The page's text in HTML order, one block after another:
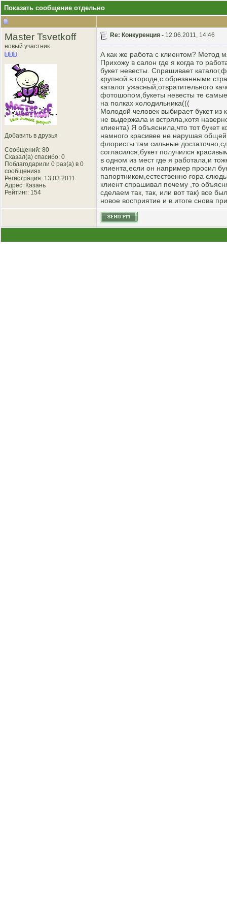
Показать сообщение отдельно
Master Tsvetkoff
новый участник
Добавить в друзья
Сообщений: 80
Сказал(а) спасибо: 0
Поблагодарили 0 раз(а) в 0
сообщениях
Регистрация: 13.03.2011
Адрес: Казань
Рейтинг: 154
Re: Конкуренция - 12.06.2011, 14:46
А как же работа с клиентом? Метод
Прихожу в салон где я когда то
букет невесты. Спрашивает
крупной в городе,с обрезанными
каталог ужасный,отвратительного
фотошопом,букеты невесты те
на полках холодильника(((
Молодой человек выбирает букет из
не выдержала и встряла,хотя
клиента) Я объяснила,что тот
намного красивее не нарушая
флористы там сильные
согласился,букет получился
в одном из мест где я работала,и
клиента,если он например просил
папортником,естественно гора
клиент спрашивал почему ,то
сделаем так, так, или вот так) все
новое восприятие и в итоге снова